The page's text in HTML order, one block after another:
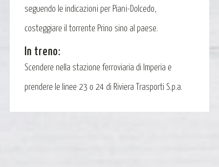
seguendo le indicazioni per Piani-Dolcedo,
costeggiare il torrente Prino sino al paese.
In treno:
Scendere nella stazione ferroviaria di Imperia e
prendere le linee 23 o 24 di Riviera Trasporti S.p.a.